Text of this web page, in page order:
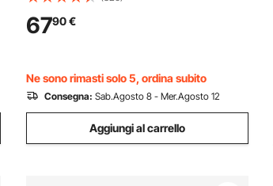
Coda da 8 Pezzi, kit Allarga Tubo di
Scarico di Acciaio e Lega Alluminio
6790€
Ne sono rimasti solo 5, ordina subito
Consegna: Sab.Agosto 8 - Mer.Agosto 12
Aggiungi al carrello